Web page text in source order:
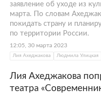
заявление об уходе из
марта. По словам
покидать страну и
по территории России.
12:05, 30 марта 2023
Лия Ахеджакова Людмила Улицкая
Лия Ахеджакова
театра